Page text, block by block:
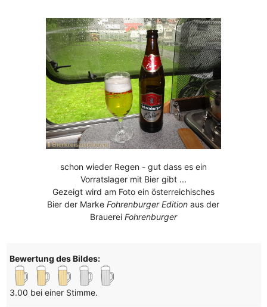
schon wieder Regen - gut dass es ein
Vorratslager mit Bier gibt ...
Gezeigt wird am Foto ein österreichisches
Bier der MarkeFohrenburger Edition aus der
Brauerei Fohrenburger
Bewertung des Bildes:
3.00 bei einer Stimme.